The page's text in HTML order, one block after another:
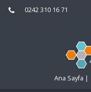
0242 310 16 71
Ana Sayfa |